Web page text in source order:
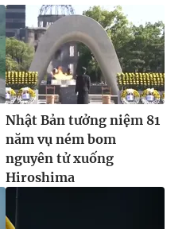
Nhật Bản tưởng niệm 81
năm vụ ném bom
nguyên tử xuống
Hiroshima